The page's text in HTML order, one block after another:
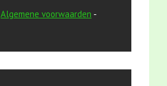
Algemene voorwaarden -